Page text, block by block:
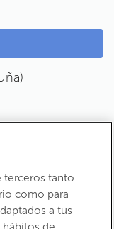
terceros tanto
como para
a tus